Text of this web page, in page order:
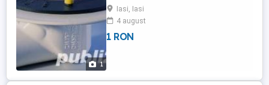
1
dezvoltarii unei flexibilitati a drenajului
cladirilor in conformitate cu principiul
modular. Gurile de scurgere din fonta se
pot folosi pentru drenarea pardoselilor
Iasi, Iasi
4 august
1 RON